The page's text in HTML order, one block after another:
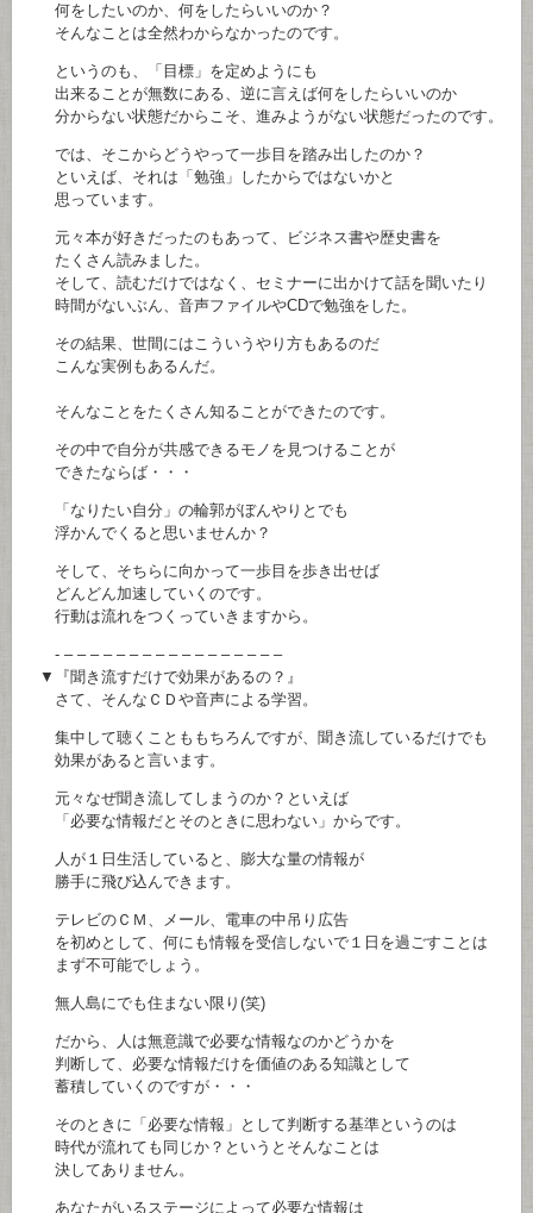
何をしたいのか、何をしたらいいのか？
そんなことは全然わからなかったのです。
というのも、「目標」を定めようにも
出来ることが無数にある、逆に言えば何をしたらいいのか
分からない状態だからこそ、進みようがない状態だったのです。
では、そこからどうやって一歩目を踏み出したのか？
といえば、それは「勉強」したからではないかと
思っています。
元々本が好きだったのもあって、ビジネス書や歴史書を
たくさん読みました。
そして、読むだけではなく、セミナーに出かけて話を聞いたり
時間がないぶん、音声ファイルやCDで勉強をした。
その結果、世間にはこういうやり方もあるのだ
こんな実例もあるんだ。
そんなことをたくさん知ることができたのです。
その中で自分が共感できるモノを見つけることが
できたならば・・・
「なりたい自分」の輪郭がぼんやりとでも
浮かんでくると思いませんか？
そして、そちらに向かって一歩目を歩き出せば
どんどん加速していくのです。
行動は流れをつくっていきますから。
- – – – – – – – – – – – – – – – – –
▼『聞き流すだけで効果があるの？』
さて、そんなＣＤや音声による学習。
集中して聴くことももちろんですが、聞き流しているだけでも
効果があると言います。
元々なぜ聞き流してしまうのか？といえば
「必要な情報だとそのときに思わない」からです。
人が１日生活していると、膨大な量の情報が
勝手に飛び込んできます。
テレビのＣＭ、メール、電車の中吊り広告
を初めとして、何にも情報を受信しないで１日を過ごすことは
まず不可能でしょう。
無人島にでも住まない限り(笑)
だから、人は無意識で必要な情報なのかどうかを
判断して、必要な情報だけを価値のある知識として
蓄積していくのですが・・・
そのときに「必要な情報」として判断する基準というのは
時代が流れても同じか？というとそんなことは
決してありません。
あなたがいるステージによって必要な情報は